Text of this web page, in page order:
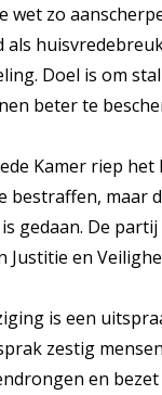
wet zo
als
Doel is om
beter te
Kamer riep
bestraffen, maar
gedaan. De
Justitie en
is een
zestig
en